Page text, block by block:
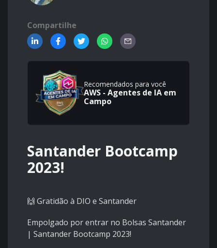
Compartilhe
Recomendados para você
AWS - Agentes de IA em
Campo
Santander Bootcamp
2023!
🙌 Gratidão à DIO e Santander
Empolgado por entrar no Bolsas Santander
| Santander Bootcamp 2023!